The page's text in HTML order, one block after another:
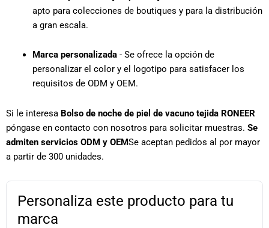
apto para colecciones de boutiques y para la distribución
a gran escala.
Marca personalizada- Se ofrece la opción de
personalizar el color y el logotipo para satisfacer los
requisitos de ODM y OEM.
Si le interesa Bolso de noche de piel de vacuno tejida RONEER
póngase en contacto con nosotros para solicitar muestras. Se
admiten servicios ODM y OEMSe aceptan pedidos al por mayor
a partir de 300 unidades.
Personaliza este producto para tu
marca